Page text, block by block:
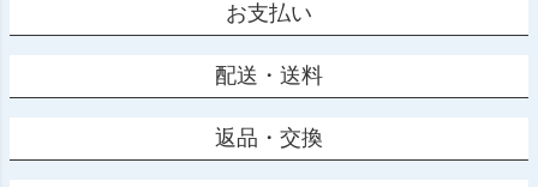
お支払い
配送・送料
返品・交換